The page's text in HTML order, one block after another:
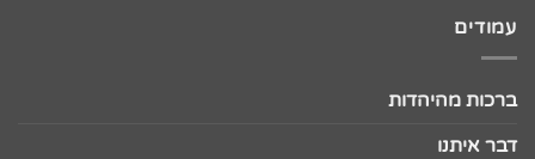
עמודים
ברכות מהיהדות
דבר איתנו